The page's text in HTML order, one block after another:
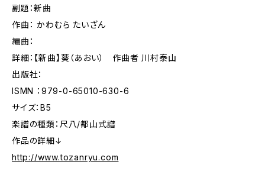
副題：新曲
作曲： かわむら たいざん
編曲：
詳細：【新曲】葵（あおい） 作曲者 川村泰山
出版社：
ISMN ：979-0-65010-630-6
サイズ：B5
楽譜の種類：尺八/都山式譜
作品の詳細↓
http://www.tozanryu.com